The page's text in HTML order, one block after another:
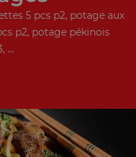
5 pcs p2, potage aux
p2, potage pékinois
...